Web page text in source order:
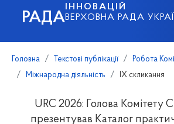
РАДА
ІННОВАЦІЙ
ВЕРХОВНА РАДА
Головна Текстові публікації
Робота
Міжнародна діяльність
IX скликання
URC 2026: Голова Комітету
презентував Каталог